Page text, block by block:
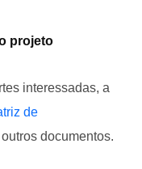
projeto
interessadas, a
de
documentos.